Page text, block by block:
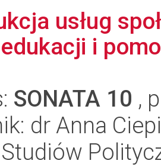
usług
i
SONATA 10 ,
dr Anna